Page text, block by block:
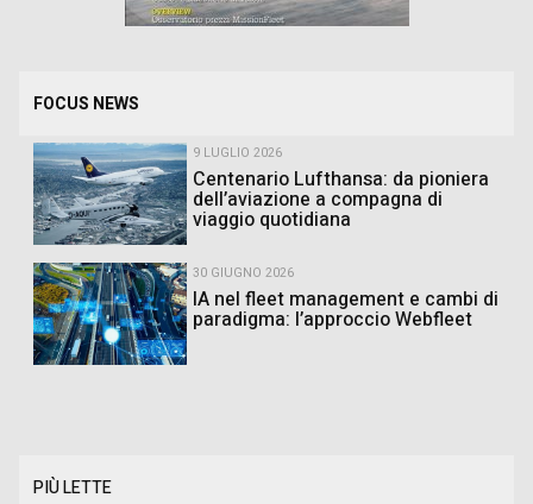
FOCUS NEWS
9 LUGLIO 2026
Centenario Lufthansa: da pioniera
dell’aviazione a compagna di
viaggio quotidiana
30 GIUGNO 2026
IA nel fleet management e cambi di
paradigma: l’approccio Webfleet
PIÙ LETTE